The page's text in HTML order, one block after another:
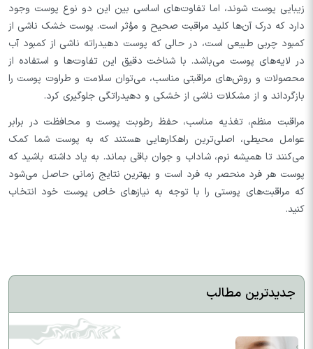
جدیدترین مطالب
زیبایی پوست شوند، اما تفاوت‌های اساسی بین این دو نوع پوست وجود
دارد که درک آن‌ها کلید مراقبت صحیح و مؤثر است. پوست خشک ناشی از
کمبود چربی طبیعی است، در حالی که پوست دهیدراته ناشی از کمبود آب
در لایه‌های پوست می‌باشد. با شناخت دقیق این تفاوت‌ها و استفاده از
محصولات و روش‌های مراقبتی مناسب، می‌توان سلامت و طراوت پوست را
بازگرداند و از مشکلات ناشی از خشکی و دهیدراتگی جلوگیری کرد.
مراقبت منظم، تغذیه مناسب، حفظ رطوبت پوست و محافظت در برابر
عوامل محیطی، اصلی‌ترین راهکارهایی هستند که به پوست شما کمک
می‌کنند تا همیشه نرم، شاداب و جوان باقی بماند. به یاد داشته باشید که
پوست هر فرد منحصر به فرد است و بهترین نتایج زمانی حاصل می‌شود
که مراقبت‌های پوستی را با توجه به نیازهای خاص پوست خود انتخاب
کنید.